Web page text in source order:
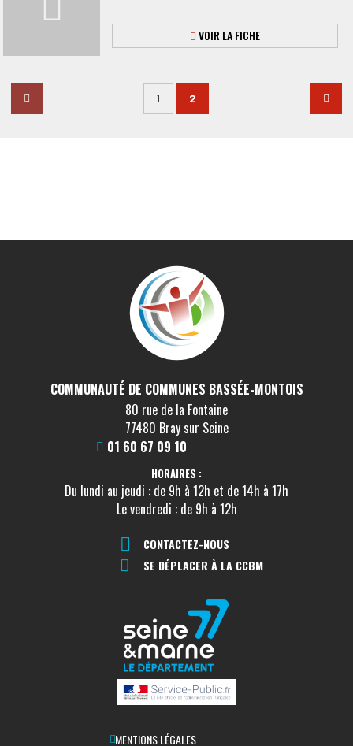
VOIR LA FICHE
SANTÉ, INFIRMIER(E)
BOURGEOIS Annie
SANTÉ, INFIRMIER(E)
Cabinet infirmier de Bray-sur-Seine
SANTÉ, INFIRMIER(E)
Cabinet infirmières libérales
VOIR LA FICHE
SANTÉ, MÉDECIN
CAUMONT Alain
SANTÉ, MÉDECIN
CHERET Marylène
VOIR LA FICHE
SANTÉ, MÉDECIN
1 2
COMMUNAUTÉ DE COMMUNES BASSÉE-MONTOIS
80 rue de la Fontaine
77480 Bray sur Seine
01 60 67 09 10
HORAIRES :
Du lundi au jeudi : de 9h à 12h et de 14h à 17h
Le vendredi : de 9h à 12h
CONTACTEZ-NOUS
SE DÉPLACER À LA CCBM
MENTIONS LÉGALES